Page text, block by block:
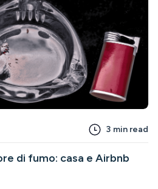
3 min read
di fumo: casa e Airbnb